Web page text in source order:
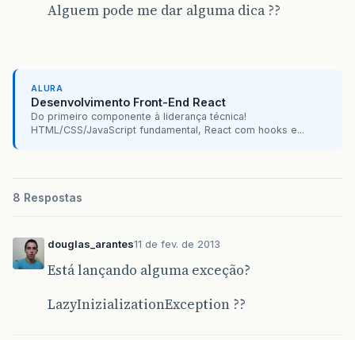
emAux .createQuery( query
**********View
lazy="true"
<f:facet name
Alguem pode me dar alguma dica ??
ALURA
Desenvolvimento Front-End React
Do primeiro componente à liderança técnica!
HTML/CSS/JavaScript fundamental, React com hooks e...
8 Respostas
douglas_arantes11 de fev. de 2013
Está lançando alguma exceção?
LazyInizializationException ??